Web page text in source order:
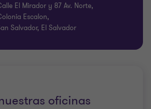
El Mirador y 87 Av. Norte,
Escalon,
Salvador, El Salvador
oficinas